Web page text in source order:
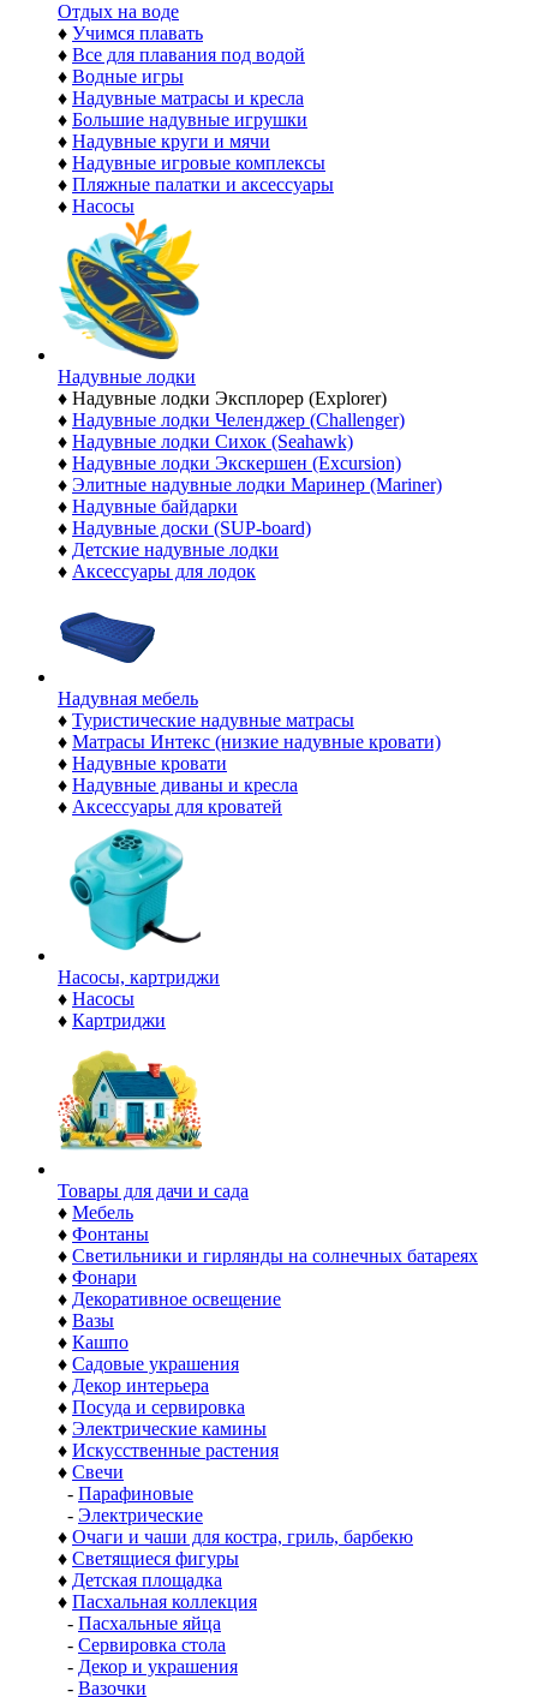
Отдых на воде
♦ Учимся плавать
♦ Все для плавания под водой
♦ Водные игры
♦ Надувные матрасы и кресла
♦ Большие надувные игрушки
♦ Надувные круги и мячи
♦ Надувные игровые комплексы
♦ Пляжные палатки и аксессуары
♦ Насосы
Надувные лодки
♦ Надувные лодки Эксплорер (Explorer)
♦ Надувные лодки Челенджер (Challenger)
♦ Надувные лодки Сихок (Seahawk)
♦ Надувные лодки Экскершен (Excursion)
♦ Элитные надувные лодки Маринер (Mariner)
♦ Надувные байдарки
♦ Надувные доски (SUP-board)
♦ Детские надувные лодки
♦ Аксессуары для лодок
Надувная мебель
♦ Туристические надувные матрасы
♦ Матрасы Интекс (низкие надувные кровати)
♦ Надувные кровати
♦ Надувные диваны и кресла
♦ Аксессуары для кроватей
Насосы, картриджи
♦ Насосы
♦ Картриджи
Товары для дачи и сада
♦ Мебель
♦ Фонтаны
♦ Светильники и гирлянды на солнечных батареях
♦ Фонари
♦ Декоративное освещение
♦ Вазы
♦ Кашпо
♦ Садовые украшения
♦ Декор интерьера
♦ Посуда и сервировка
♦ Электрические камины
♦ Искусственные растения
♦ Свечи
- Парафиновые
- Электрические
♦ Очаги и чаши для костра, гриль, барбекю
♦ Светящиеся фигуры
♦ Детская площадка
♦ Пасхальная коллекция
- Пасхальные яйца
- Сервировка стола
- Декор и украшения
- Вазочки